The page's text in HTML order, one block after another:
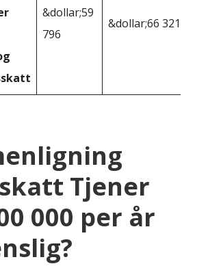
&dollar;59
796
&dollar;66 321
Tjener
000 per år